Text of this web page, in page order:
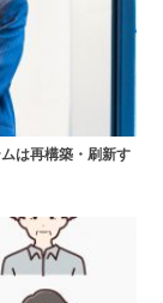
は再構築・刷新す